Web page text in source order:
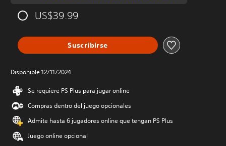
US$39.99
Suscribirse
Disponible 12/11/2024
Se requiere PS Plus para jugar online
Compras dentro del juego opcionales
Admite hasta 6 jugadores online que tengan PS Plus
Juego online opcional